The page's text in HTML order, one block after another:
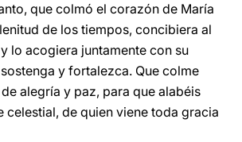
que colmó el corazón de María
de los tiempos, concibiera al
lo acogiera juntamente con su
y fortalezca. Que colme
alegría y paz, para que alabéis
celestial, de quien viene toda gracia